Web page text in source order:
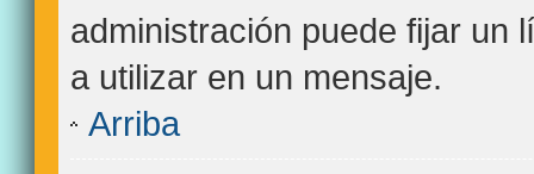
administración puede fijar un
a utilizar en un mensaje.
Arriba